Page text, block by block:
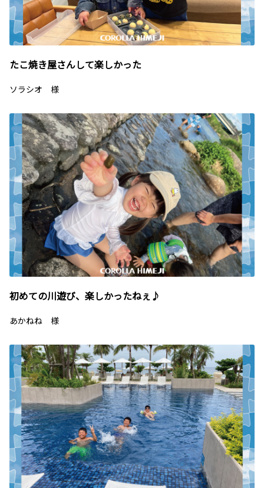
たこ焼き屋さんして楽しかった
ソラシオ 様
初めての川遊び、楽しかったねぇ♪
あかねね 様